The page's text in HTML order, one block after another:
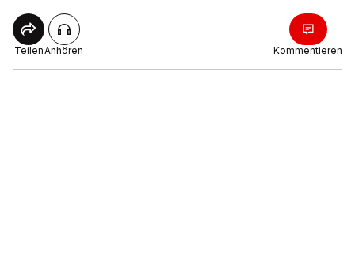
TeilenAnhören Kommentieren